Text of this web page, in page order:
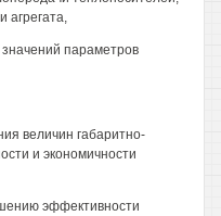
агрегата,
параметров
величин габаритно-
и экономичности
эффективности